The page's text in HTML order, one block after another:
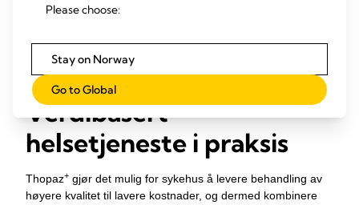
Systemet betaler seg selv (og mer) gjennom redusert
strømlinjeformet pasientbehandling.
Verdibasert
helsetjeneste i praksis
Thopaz+ gjør det mulig for sykehus å levere behandling av
høyere kvalitet til lavere kostnader, og dermed kombinere
Please choose:
Stay on Norway
Go to Global